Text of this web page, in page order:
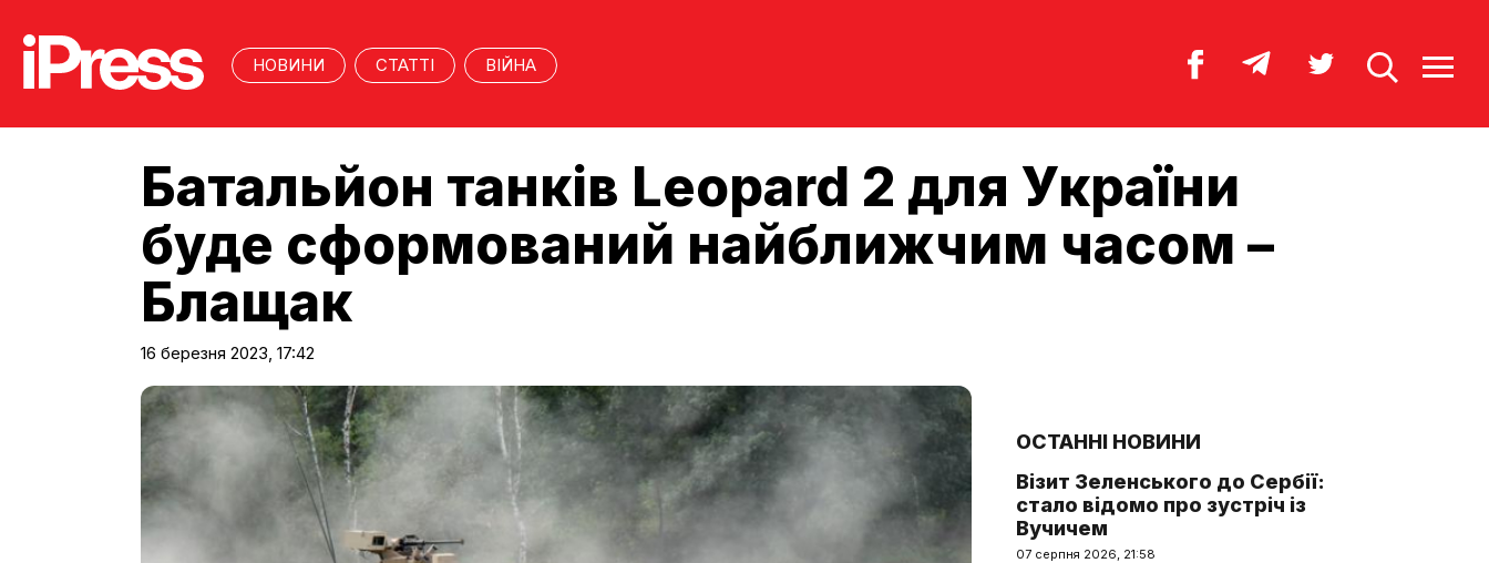
НОВИНИ СТАТТІ ВІЙНА
Батальйон танків Leopard 2 для України
буде сформований найближчим часом –
Блащак
16 березня 2023, 17:42
ОСТАННІ НОВИНИ
Візит Зеленського до Сербії:
стало відомо про зустріч із
Вучичем
07 серпня 2026, 21:58